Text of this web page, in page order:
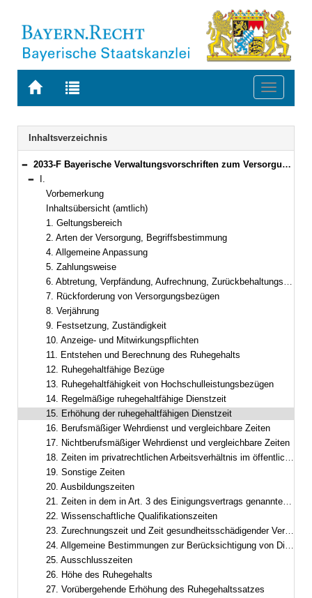
Zur
BAYERN.RECHT
Zur
letzten
Suche
Toggle
Navigation
Inhaltsverzeichnis
Bereich reduzieren
2033-F Bayerische Verwaltungsvorschriften zum Versorgungsrecht (BayVV-Versorgung) Bekanntmachung des Bayerischen Staatsministeriums der Finanzen vom 20. September 2012, Az. 24 - P 1601 - 043 - 38 950/11 (FMBl. S. 394)
Bereich reduzieren
I.
Vorbemerkung
Inhaltsübersicht (amtlich)
1. Geltungsbereich
2. Arten der Versorgung, Begriffsbestimmung
4. Allgemeine Anpassung
5. Zahlungsweise
6. Abtretung, Verpfändung, Aufrechnung, Zurückbehaltungsrecht
7. Rückforderung von Versorgungsbezügen
8. Verjährung
9. Festsetzung, Zuständigkeit
10. Anzeige- und Mitwirkungspflichten
11. Entstehen und Berechnung des Ruhegehalts
12. Ruhegehaltfähige Bezüge
13. Ruhegehaltfähigkeit von Hochschulleistungsbezügen
14. Regelmäßige ruhegehaltfähige Dienstzeit
15. Erhöhung der ruhegehaltfähigen Dienstzeit
16. Berufsmäßiger Wehrdienst und vergleichbare Zeiten
17. Nichtberufsmäßiger Wehrdienst und vergleichbare Zeiten
18. Zeiten im privatrechtlichen Arbeitsverhältnis im öffentlichen Dienst
19. Sonstige Zeiten
20. Ausbildungszeiten
21. Zeiten in dem in Art. 3 des Einigungsvertrags genannten Gebiet
22. Wissenschaftliche Qualifikationszeiten
23. Zurechnungszeit und Zeit gesundheitsschädigender Verwendung
24. Allgemeine Bestimmungen zur Berücksichtigung von Dienstzeiten
25. Ausschlusszeiten
26. Höhe des Ruhegehalts
27. Vorübergehende Erhöhung des Ruhegehaltssatzes